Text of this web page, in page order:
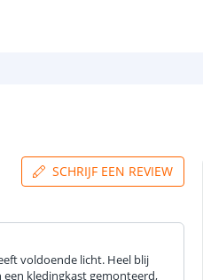
SCHRIJF EEN REVIEW
voldoende licht. Heel blij
kledingkast gemonteerd,